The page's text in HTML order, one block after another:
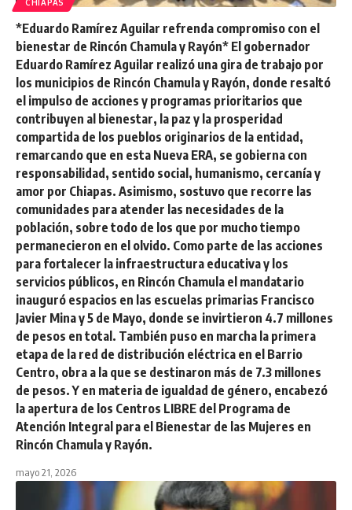
CHIAPAS
*Eduardo Ramírez Aguilar refrenda compromiso con el
bienestar de Rincón Chamula y Rayón* El gobernador
Eduardo Ramírez Aguilar realizó una gira de trabajo por
los municipios de Rincón Chamula y Rayón, donde resaltó
el impulso de acciones y programas prioritarios que
contribuyen al bienestar, la paz y la prosperidad
compartida de los pueblos originarios de la entidad,
remarcando que en esta Nueva ERA, se gobierna con
responsabilidad, sentido social, humanismo, cercanía y
amor por Chiapas. Asimismo, sostuvo que recorre las
comunidades para atender las necesidades de la
población, sobre todo de los que por mucho tiempo
permanecieron en el olvido. Como parte de las acciones
para fortalecer la infraestructura educativa y los
servicios públicos, en Rincón Chamula el mandatario
inauguró espacios en las escuelas primarias Francisco
Javier Mina y 5 de Mayo, donde se invirtieron 4.7 millones
de pesos en total. También puso en marcha la primera
etapa de la red de distribución eléctrica en el Barrio
Centro, obra a la que se destinaron más de 7.3 millones
de pesos. Y en materia de igualdad de género, encabezó
la apertura de los Centros LIBRE del Programa de
Atención Integral para el Bienestar de las Mujeres en
Rincón Chamula y Rayón.
mayo 21, 2026